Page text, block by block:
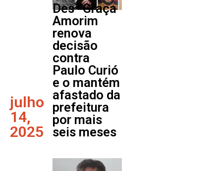
julho
14,
2025
Desª Graça
Amorim
renova
decisão
contra
Paulo Curió
e o mantém
afastado da
prefeitura
por mais
seis meses